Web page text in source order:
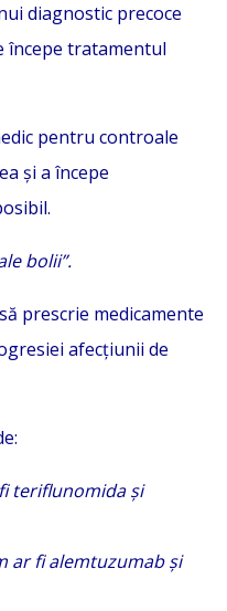
diagnostic precoce
începe tratamentul
pentru controale
și a începe
bolii”.
prescrie medicamente
afecțiunii de
teriflunomida și
ar fi alemtuzumab și